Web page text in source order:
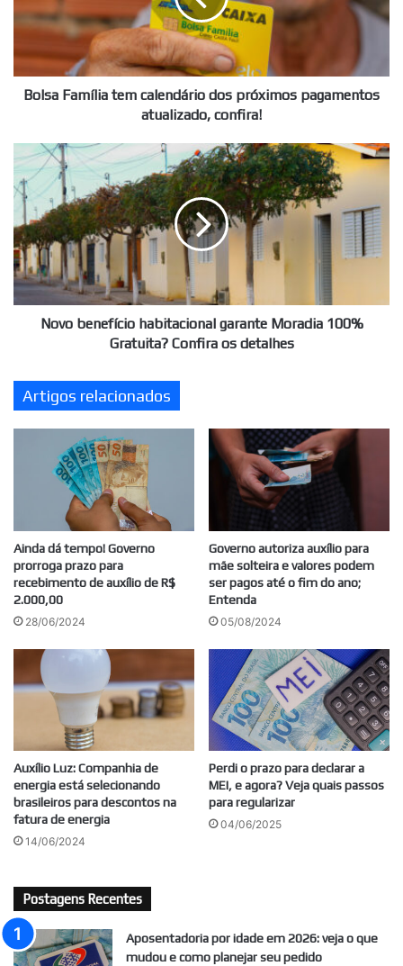
próximos
pagamentos
atualizado,
confira!
Bolsa Família tem calendário dos próximos pagamentos
atualizado, confira!
Novo
benefício
habitacional
garante
Moradia
100%
Gratuita?
Confira
os
detalhesNovo benefício habitacional garante Moradia 100%
Gratuita? Confira os detalhes
Artigos relacionados
Ainda dá tempo! Governo
prorroga prazo para
recebimento de auxílio de R$
2.000,00
28/06/2024
Governo autoriza auxílio para
mãe solteira e valores podem
ser pagos até o fim do ano;
Entenda
05/08/2024
Auxílio Luz: Companhia de
energia está selecionando
brasileiros para descontos na
fatura de energia
14/06/2024
Perdi o prazo para declarar a
MEI, e agora? Veja quais passos
para regularizar
04/06/2025
Postagens Recentes
Aposentadoria por idade em 2026: veja o que
mudou e como planejar seu pedido